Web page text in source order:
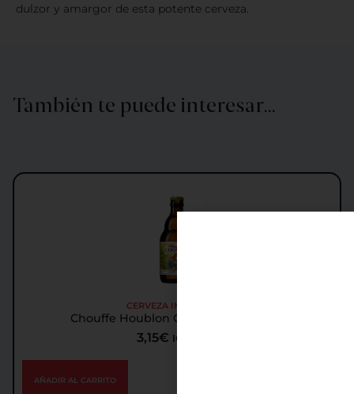
dulzor y amargor de esta potente cerveza.
También te puede interesar…
CERVEZA IMPORTADA
Chouffe Houblon Cerveza Importada
3,15€ IGIC incl.
AÑADIR AL CARRITO